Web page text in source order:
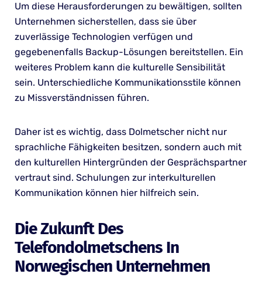
Um diese Herausforderungen zu bewältigen, sollten
Unternehmen sicherstellen, dass sie über
zuverlässige Technologien verfügen und
gegebenenfalls Backup-Lösungen bereitstellen. Ein
weiteres Problem kann die kulturelle Sensibilität
sein. Unterschiedliche Kommunikationsstile können
zu Missverständnissen führen.
Daher ist es wichtig, dass Dolmetscher nicht nur
sprachliche Fähigkeiten besitzen, sondern auch mit
den kulturellen Hintergründen der Gesprächspartner
vertraut sind. Schulungen zur interkulturellen
Kommunikation können hier hilfreich sein.
Die Zukunft Des
Telefondolmetschens In
Norwegischen Unternehmen